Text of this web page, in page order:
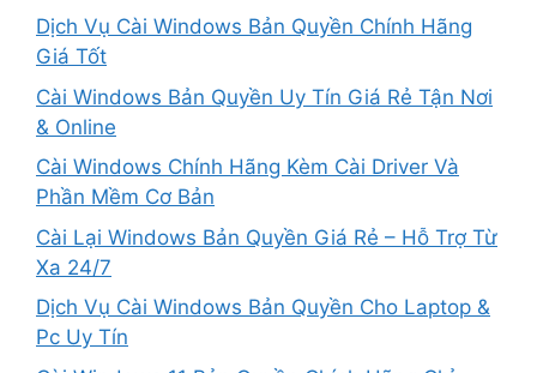
Dịch Vụ Cài Windows Bản Quyền Chính Hãng
Giá Tốt
Cài Windows Bản Quyền Uy Tín Giá Rẻ Tận Nơi
& Online
Cài Windows Chính Hãng Kèm Cài Driver Và
Phần Mềm Cơ Bản
Cài Lại Windows Bản Quyền Giá Rẻ – Hỗ Trợ Từ
Xa 24/7
Dịch Vụ Cài Windows Bản Quyền Cho Laptop &
Pc Uy Tín